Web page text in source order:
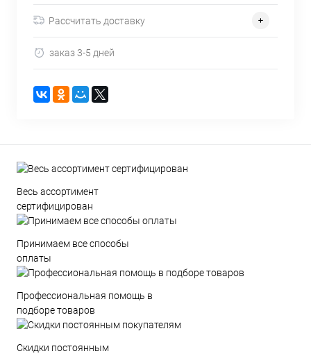
Рассчитать доставку
заказ 3-5 дней
Весь ассортимент
сертифицирован
Принимаем все способы
оплаты
Профессиональная помощь в
подборе товаров
Скидки постоянным